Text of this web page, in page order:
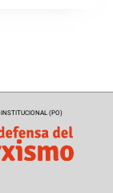
INSTITUCIONAL (PO)